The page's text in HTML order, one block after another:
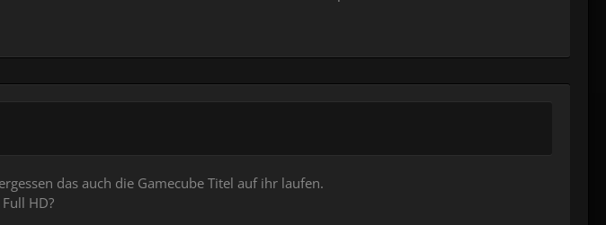
das auch die Gamecube Titel auf ihr laufen.
HD?